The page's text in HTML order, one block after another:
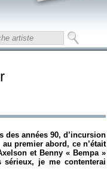
des années 90, d’incursion
premier abord, ce n’était
et Benny « Bempa »
sérieux, je me contenterai